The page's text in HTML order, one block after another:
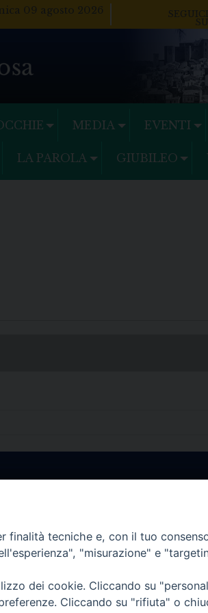
09 agosto 2026
MEDIA EVENTI
LA PAROLA GIUBILEO
finalità tecniche e, con il tuo
"misurazione" e
dei cookie. Cliccando su
Cliccando su "rifiuta" o